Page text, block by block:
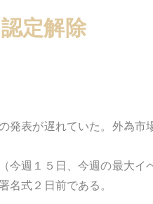
定解除
表が遅れていた。外為市
今週１５日、今週の最大イ
名式２日前である。